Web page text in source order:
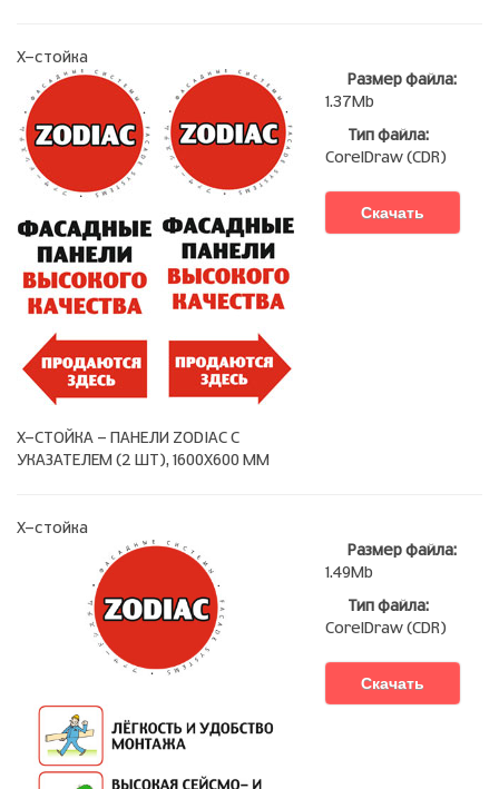
Х-стойка
Х-СТОЙКА - ПАНЕЛИ ZODIAC С
УКАЗАТЕЛЕМ (2 ШТ), 1600Х600 ММ
Размер файла:
1.37Mb
Тип файла:
CorelDraw (CDR)
Скачать
Х-стойка
Размер файла:
1.49Mb
Тип файла:
CorelDraw (CDR)
Скачать